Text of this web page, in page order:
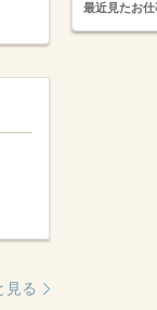
見る
最近見たお仕